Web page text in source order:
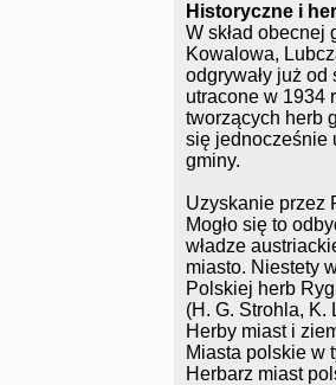
Historyczne i
W skład obecnej
Kowalowa,
odgrywały już
utracone w 1934
tworzących herb
się jednocześnie
gminy.
Uzyskanie przez
Mogło się to
władze
miasto. Niestety
Polskiej herb
(H. G. Strohla,
Herby miast i
Miasta polskie w
Herbarz miast